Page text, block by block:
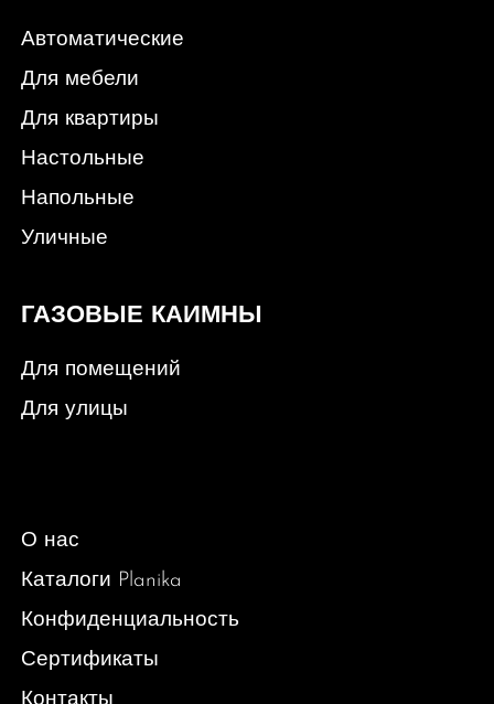
Автоматические
Для мебели
Для квартиры
Настольные
Напольные
Уличные
ГАЗОВЫЕ КАИМНЫ
Для помещений
Для улицы
О нас
Каталоги Planika
Конфиденциальность
Сертификаты
Контакты